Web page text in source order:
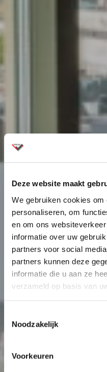
Deze website maakt
We gebruiken cookies
personaliseren, om
en om ons
informatie over uw
partners voor social
partners kunnen deze
informatie die u aan ze
verzameld op basis van
Noodzakelijk
Voorkeuren